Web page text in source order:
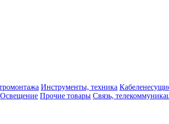
Инструменты, техника
Освещение Прочие товары Связь,